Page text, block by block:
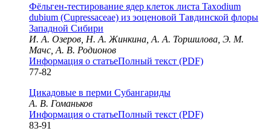
Фёльген-тестирование ядер клеток листа Taxodium
dubium (Cupressaceae) из эоценовой Тавдинской флоры
Западной Сибири
И. А. Озеров, Н. А. Жинкина, А. А. Торшилова, Э. М.
Мачс, А. В. Родионов
Информация о статьеПолный текст (PDF)
77-82
Цикадовые в перми Субангариды
А. В. Гоманьков
Информация о статьеПолный текст (PDF)
83-91